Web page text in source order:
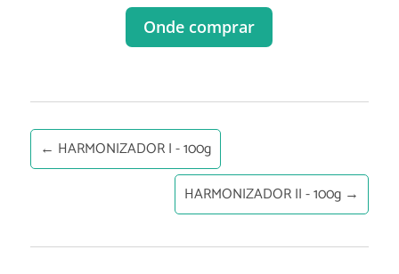
Onde comprar
← HARMONIZADOR I - 100g
HARMONIZADOR II - 100g →